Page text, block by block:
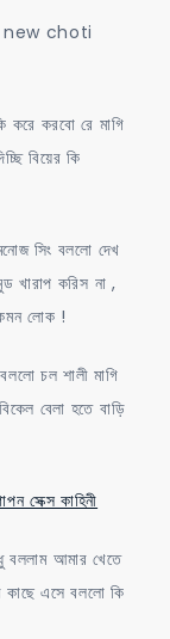
? new choti
করে করবো রে মাগি
বিয়ের কি
সিং বললো দেখ
খারাপ করিস না ,
লোক !
চল শালী মাগি
বেলা হতে বাড়ি
সেক্স কাহিনী
বললাম আমার খেতে
কাছে এসে বললো কি